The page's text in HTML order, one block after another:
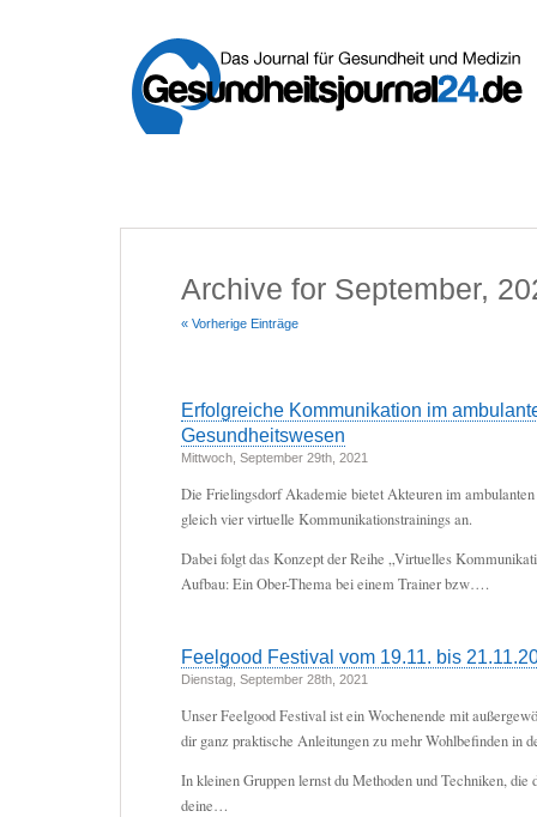
Archive for September,
« Vorherige Einträge
Erfolgreiche Kommunikation im
Gesundheitswesen
Mittwoch, September 29th, 2021
Die Frielingsdorf Akademie bietet Akteuren im ambulanten
gleich vier virtuelle Kommunikationstrainings an.
Dabei folgt das Konzept der Reihe „Virtuelles
Aufbau: Ein Ober-Thema bei einem Trainer bzw….
Feelgood Festival vom 19.11. bis
Dienstag, September 28th, 2021
Unser Feelgood Festival ist ein Wo­chen­en­de mit
dir ganz prak­ti­sche An­lei­tun­gen zu mehr Wohl­be­fin­den in
In kleinen Gruppen lernst du Methoden und Techniken, die
deine…